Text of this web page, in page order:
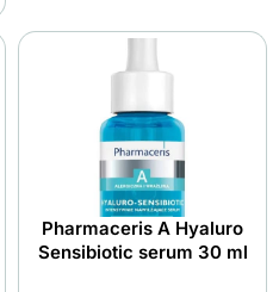
Pharmaceris A Hyaluro
Sensibiotic serum 30 ml